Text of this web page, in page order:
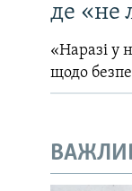
де «не
«Наразі у
щодо